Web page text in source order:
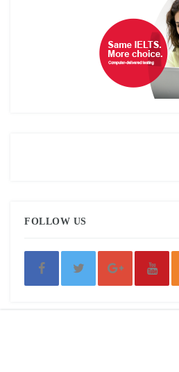
FOLLOW US